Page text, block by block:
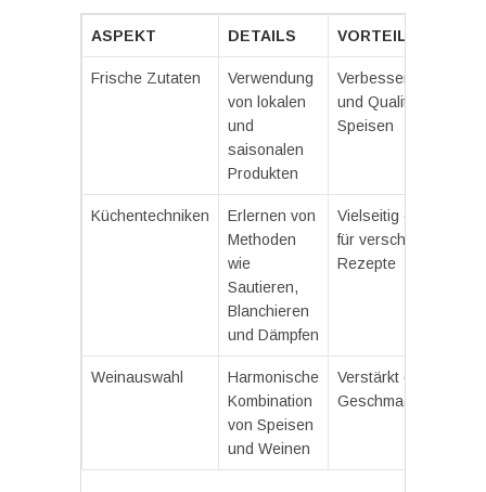
ASPEKT DETAILS VORTEILE
Frische Zutaten
Verwendung
von lokalen
und
saisonalen
Produkten
Verbesserte Aromen
und Qualität der
Speisen
Küchentechniken
Erlernen von
Methoden
wie
Sautieren,
Blanchieren
und Dämpfen
Vielseitig einsetzbar
für verschiedene
Rezepte
Weinauswahl
Harmonische
Kombination
von Speisen
und Weinen
Verstärkt das
Geschmackserlebnis